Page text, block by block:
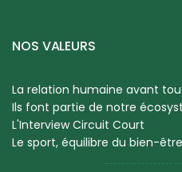
NOS VALEURS
La relation humaine avant
Ils font partie de notre
L'Interview Circuit Court
Le sport, équilibre du bien-être